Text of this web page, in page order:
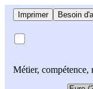
Imprimer Besoin
Métier,